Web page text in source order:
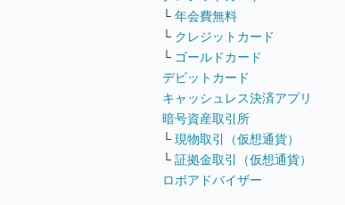
└ 年会費無料
└ クレジットカード
└ ゴールドカード
デビットカード
キャッシュレス決済アプリ
暗号資産取引所
└ 現物取引（仮想通貨）
└ 証拠金取引（仮想通貨）
ロボアドバイザー